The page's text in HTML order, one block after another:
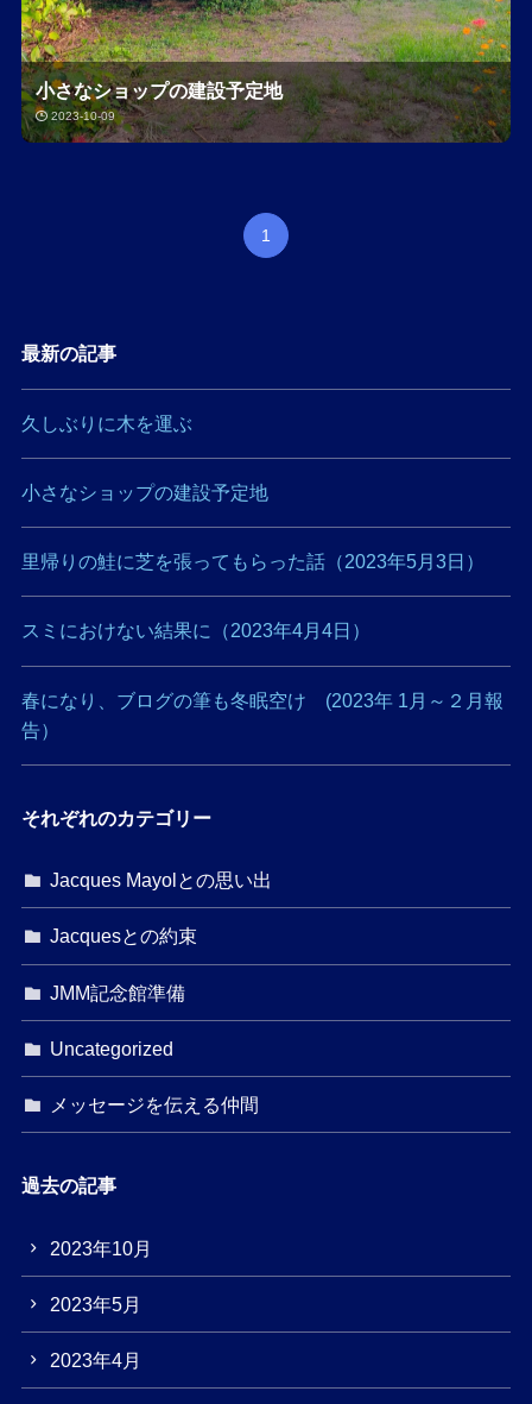
小さなショップの建設予定地
2023-10-09
1
最新の記事
久しぶりに木を運ぶ
小さなショップの建設予定地
里帰りの鮭に芝を張ってもらった話（2023年5月3日）
スミにおけない結果に（2023年4月4日）
春になり、ブログの筆も冬眠空け (2023年 1月～２月報
告）
それぞれのカテゴリー
Jacques Mayolとの思い出
Jacquesとの約束
JMM記念館準備
Uncategorized
メッセージを伝える仲間
過去の記事
2023年10月
2023年5月
2023年4月